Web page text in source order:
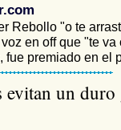
Rebollo "o te
en off que "te va
fue premiado en el
un duro